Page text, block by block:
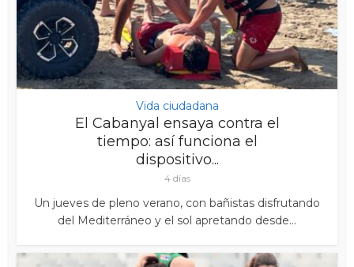
Vida ciudadana
El Cabanyal ensaya contra el
tiempo: así funciona el
dispositivo...
4 días
Un jueves de pleno verano, con bañistas disfrutando
del Mediterráneo y el sol apretando desde...